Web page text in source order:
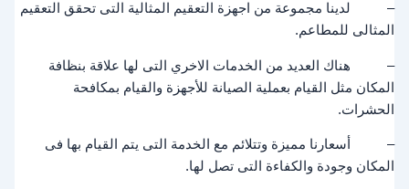
– لدينا مجموعة من اجهزة التعقيم المثالية التى تحقق التعقيم
المثالى للمطاعم.
– هناك العديد من الخدمات الاخري التى لها علاقة بنظافة
المكان مثل القيام بعملية الصيانة للأجهزة والقيام بمكافحة
الحشرات.
– أسعارنا مميزة وتتلائم مع الخدمة التى يتم القيام بها فى
المكان وجودة والكفاءة التى تصل لها.